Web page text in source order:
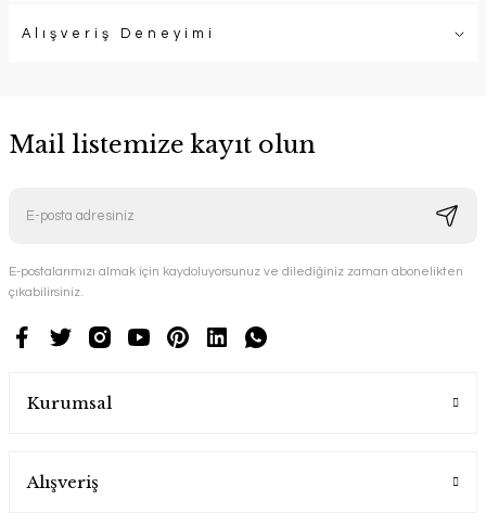
Alışveriş Deneyimi
Mail listemize kayıt olun
E-postalarımızı almak için kaydoluyorsunuz ve dilediğiniz zaman abonelikten
çıkabilirsiniz.
Kurumsal
Alışveriş